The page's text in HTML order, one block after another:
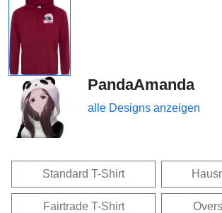
PandaAmanda
alle Designs anzeigen
Standard T-Shirt
Fairtrade T-Shirt